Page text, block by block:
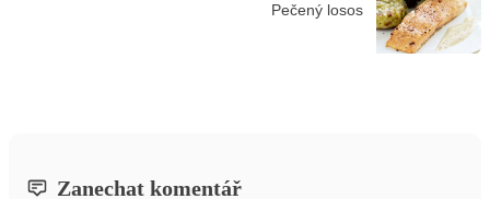
Pečený losos
Zanechat komentář